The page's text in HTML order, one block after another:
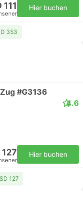
111 Hier buchen
353
#G3136
4.6
127 Hier buchen
127